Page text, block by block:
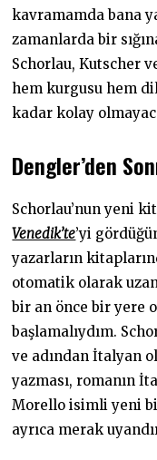
kavramamda bana
zamanlarda bir
Schorlau, Kutscher
hem kurgusu hem
kadar kolay
Dengler’den
Schorlau’nun yeni
Venedik’te’yi
yazarların
otomatik olarak
bir an önce bir yere
başlamalıydım.
ve adından İtalyan
yazması, romanın
Morello isimli yeni
ayrıca merak